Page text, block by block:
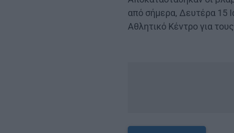
από σήμερα, Δευτέρα 15
Αθλητικό Κέντρο για